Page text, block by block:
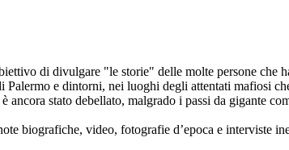
di divulgare "le storie" delle molte persone che
e dintorni, nei luoghi degli attentati mafiosi
stato debellato, malgrado i passi da gigante
biografiche, video, fotografie d’epoca e interviste